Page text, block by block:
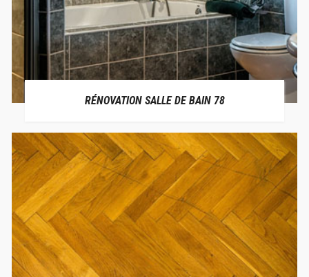
RÉNOVATION SALLE DE BAIN 78